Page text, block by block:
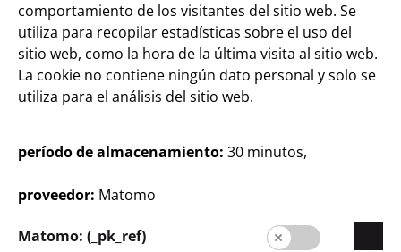
Prensa
Contacto
Información al cliente
Protección de datos
Sistema electrónico de denuncias
comportamiento de los visitantes del sitio web. Se
utiliza para recopilar estadísticas sobre el uso del
sitio web, como la hora de la última visita al sitio web.
La cookie no contiene ningún dato personal y solo se
utiliza para el análisis del sitio web.
período de almacenamiento: 30 minutos,
proveedor: Matomo
Matomo: (_pk_ref)